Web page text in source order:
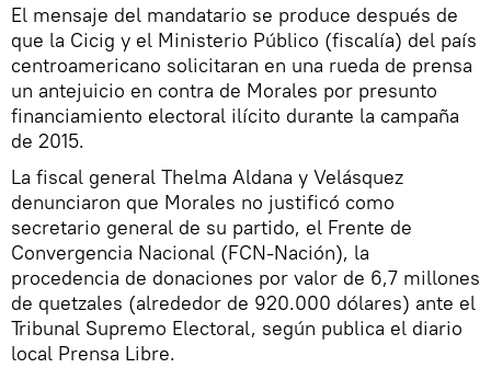
El mensaje del mandatario se produce después de
que la Cicig y el Ministerio Público (fiscalía) del país
centroamericano solicitaran en una rueda de prensa
un antejuicio en contra de Morales por presunto
financiamiento electoral ilícito durante la campaña
de 2015.
La fiscal general Thelma Aldana y Velásquez
denunciaron que Morales no justificó como
secretario general de su partido, el Frente de
Convergencia Nacional (FCN-Nación), la
procedencia de donaciones por valor de 6,7 millones
de quetzales (alrededor de 920.000 dólares) ante el
Tribunal Supremo Electoral, según publica el diario
local Prensa Libre.